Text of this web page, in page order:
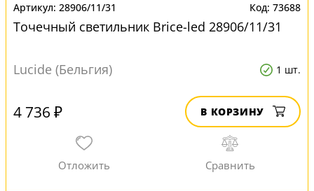
28906/11/31 73688
Точечный светильник Brice-led 28906/11/31
Lucide (Бельгия) 1 шт.
4 736 ₽ В КОРЗИНУ